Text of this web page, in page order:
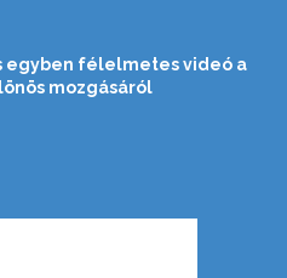
egyben félelmetes videó a
mozgásáról